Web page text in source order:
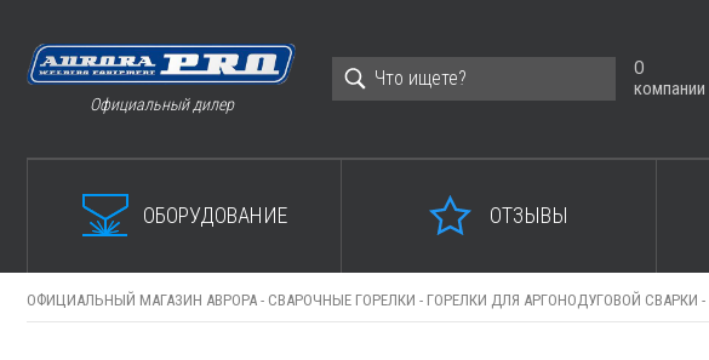
Официальный дилер
О
компании
ОБОРУДОВАНИЕ ОТЗЫВЫ
ОФИЦИАЛЬНЫЙ МАГАЗИН АВРОРА - СВАРОЧНЫЕ ГОРЕЛКИ - ГОРЕЛКИ ДЛЯ АРГОНОДУГОВОЙ СВАРКИ -